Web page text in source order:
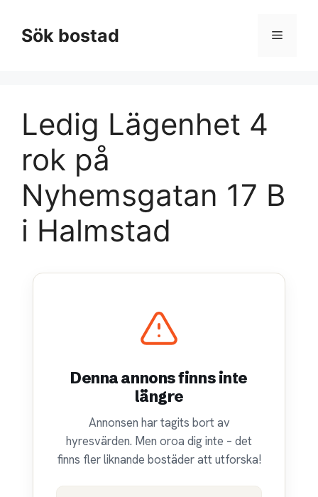
innehållSök bostad Meny
Ledig Lägenhet 4
rok på
Nyhemsgatan 17 B
i Halmstad
Denna annons finns inte
längre
Annonsen har tagits bort av
hyresvärden. Men oroa dig inte – det
finns fler liknande bostäder att utforska!